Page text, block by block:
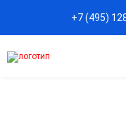
+7 (495)